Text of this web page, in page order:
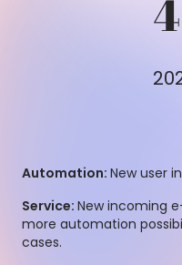
Automation: New user
Service: New incoming
more automation
cases.